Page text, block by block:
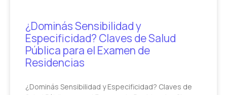
¿Dominás Sensibilidad y
Especificidad? Claves de Salud
Pública para el Examen de
Residencias
¿Dominás Sensibilidad y Especificidad? Claves de